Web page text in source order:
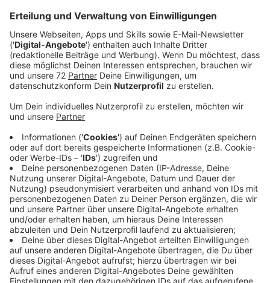
Seit mehr als drei Monaten sind die Zoos wegen
Corona geschlossen. Der Osnabrücker Zoo lädt
Donnerstag (18.02.2021) ab 15 Uhr 30 zu einer
Zooführung per Livestream ein. Den gestalten die
Zuschauer mit, indem sie Fragen stellen. Wer jedoch
etwas in den Live-Chat schreibt, benötigt dafür einen
YouTube- oder Google-Account.
Das ist das erste Mal, dass der Zoo so etwas
durchführt. Bisher sind auf YouTube oder Facebook
kurze Videos hochgeladen oder Instagram-Storys
veröffentlicht worden.
Zum kostenlosen Livestream geht eshier.
Anzeige